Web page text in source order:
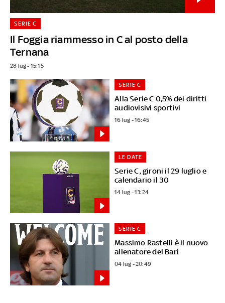
Il Foggia riammesso in C al posto della
Ternana
SERIE C
28 lug - 15:15
Alla Serie C 0,5% dei diritti
audiovisivi sportivi
SERIE C
16 lug - 16:45
Serie C, gironi il 29 luglio e
calendario il 30
LE DATE
14 lug - 13:24
Massimo Rastelli è il nuovo
allenatore del Bari
SERIE C
04 lug - 20:49